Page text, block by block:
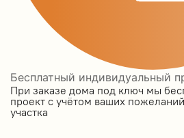
Бесплатный индивидуальный
При заказе дома под ключ мы
проект с учётом ваших
участка